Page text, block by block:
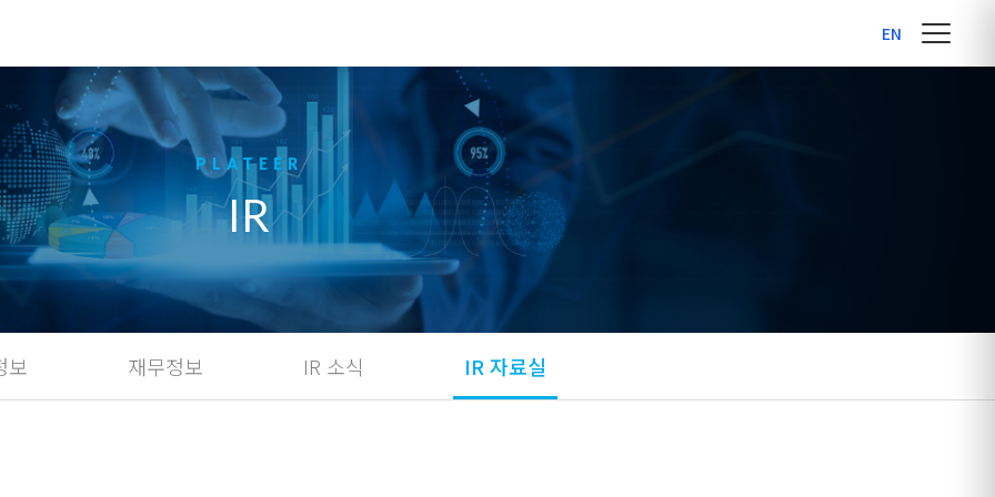
EN
IR
보 재무정보 IR 소식 IR 자료실